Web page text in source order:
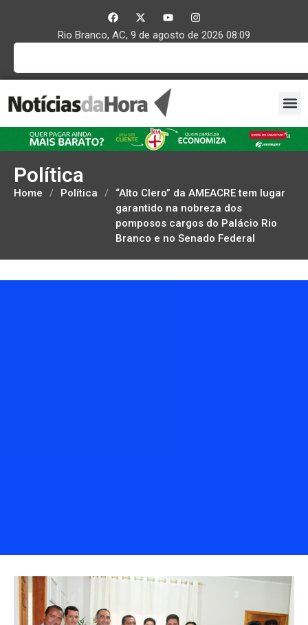
Rio Branco, AC, 9 de agosto de 2026 08:09
Política
Home / Política /
“Alto Clero” da AMEACRE tem lugar
garantido na nobreza dos
pomposos cargos do Palácio Rio
Branco e no Senado Federal